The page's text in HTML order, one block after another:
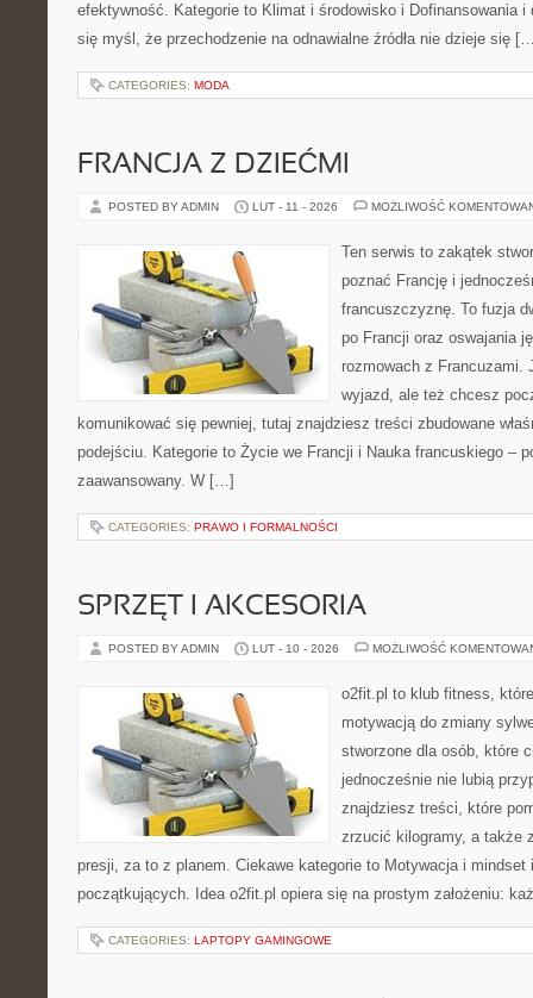
efektywność. Kategorie to Klimat i środowisko i Dofinansowania i
się myśl, że przechodzenie na odnawialne źródła nie dzieje się
CATEGORIES: MODA
FRANCJA Z DZIEĆMI
POSTED BY ADMIN LUT - 11 - 2026 MOŻLIWOŚĆ
Ten serwis to zakątek
poznać Francję i
francuszczyznę. To fuzja
po Francji oraz oswajania
rozmowach z Francuzami.
wyjazd, ale też chcesz
komunikować się pewniej, tutaj znajdziesz treści zbudowane
podejściu. Kategorie to Życie we Francji i Nauka francuskiego –
zaawansowany. W […]
CATEGORIES: PRAWO I FORMALNOŚCI
SPRZĘT I AKCESORIA
POSTED BY ADMIN LUT - 10 - 2026 MOŻLIWOŚĆ
o2fit.pl to klub fitness,
motywacją do zmiany
stworzone dla osób, które
jednocześnie nie lubią
znajdziesz treści, które
zrzucić kilogramy, a także
presji, za to z planem. Ciekawe kategorie to Motywacja i mindset
początkujących. Idea o2fit.pl opiera się na prostym założeniu:
CATEGORIES: LAPTOPY GAMINGOWE